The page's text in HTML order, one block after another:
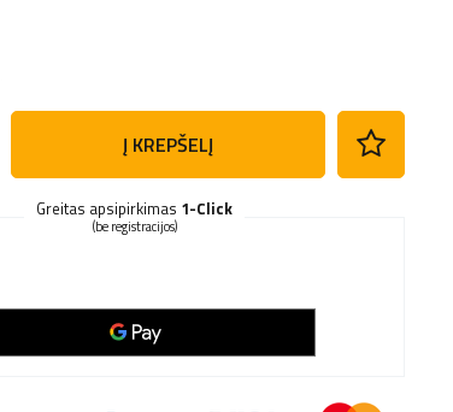
Į KREPŠELĮ
Greitas apsipirkimas 1-Click
(be registracijos)